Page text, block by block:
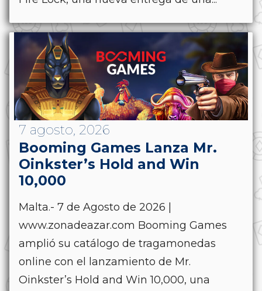
7 agosto, 2026
Booming Games Lanza Mr.
Oinkster’s Hold and Win
10,000
Malta.- 7 de Agosto de 2026 |
www.zonadeazar.com Booming Games
amplió su catálogo de tragamonedas
online con el lanzamiento de Mr.
Oinkster’s Hold and Win 10,000, una